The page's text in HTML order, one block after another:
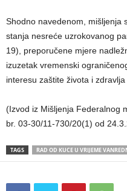
Shodno navedenom, mišljenja
stanja nesreće uzrokovanog
19), preporučene mjere
izuzetak vremenski
interesu zaštite života i zdravlja
(Izvod iz Mišljenja Federalnog
br. 03-30/11-730/20(1) od
TAGS RAD OD KUCE U VRIJEME